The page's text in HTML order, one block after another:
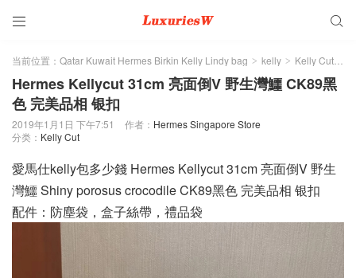
 
当前位置： Qatar Kuwait Hermes Birkin Kelly Lindy bag > kelly > Kelly Cut >
Hermes Kellycut 31cm 亮面倒V 野生灣鱷 CK89黑
色 完美品相 银扣
2019年1月1日 下午7:51 作者： Hermes Singapore Store
分类： Kelly Cut
愛馬仕kelly包多少錢 Hermes Kellycut 31cm 亮面倒V 野生
灣鱷 Shiny porosus crocodile CK89黑色 完美品相 银扣
配件：防塵袋，盒子絲帶，禮品袋